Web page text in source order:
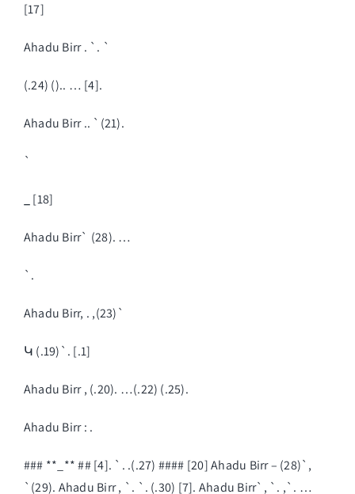
[17]
Ahadu Birr . `. `
(.24) ().. … [4].
Ahadu Birr .. `(21).
`
[18]
Ahadu Birr` (28). …
`.
Ahadu Birr, . ,(23)`
Կ (.19)`. [.1]
Ahadu Birr , (.20). …(.22) (.25).
Ahadu Birr : .
### **_** ## [4]. `. .(.27) #### [20] Ahadu Birr – (28)`,
`(29). Ahadu Birr , `. `. (.30) [7]. Ahadu Birr`, `. ,`. …